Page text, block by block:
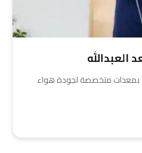
بمعدات متخصصة لجودة هواء